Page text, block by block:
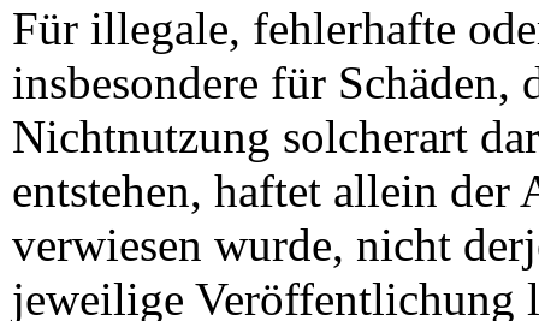
Für illegale, fehlerhafte
insbesondere für Schäden,
Nichtnutzung solcherart
entstehen, haftet allein der
verwiesen wurde, nicht
jeweilige Veröffentlichung